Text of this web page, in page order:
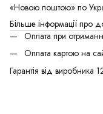
«Новою поштою» по
Більше інформації про
Оплата при
Оплата картою на
Гарантія від виробника